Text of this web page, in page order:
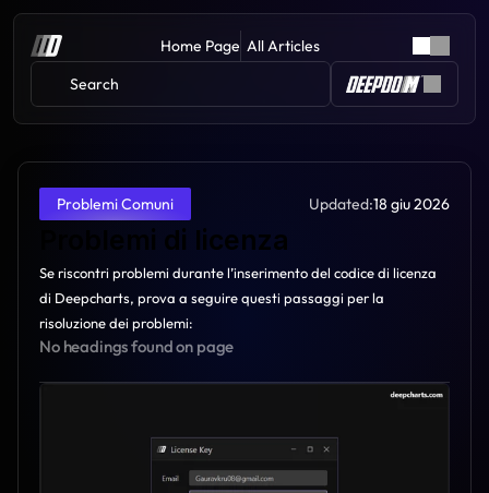
Home Page All Articles
Search
Problemi Comuni Updated:18 giu 2026
Problemi di licenza
Se riscontri problemi durante l’inserimento del codice di licenza
di Deepcharts, prova a seguire questi passaggi per la
risoluzione dei problemi:
No headings found on page